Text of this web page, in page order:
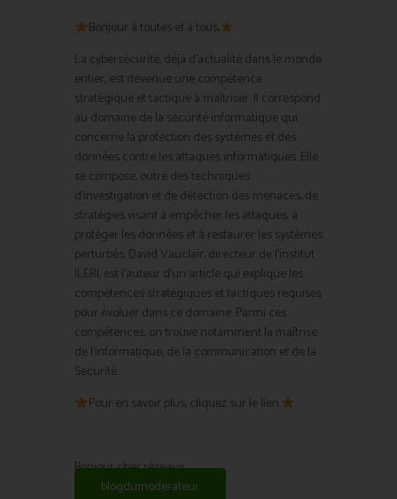
Bonjour à toutes et à tous,
La cybersécurité, déjà d’actualité dans le monde
entier, est devenue une compétence
stratégique et tactique à maîtriser. Il correspond
au domaine de la sécurité informatique qui
concerne la protection des systèmes et des
données contre les attaques informatiques. Elle
se compose, outre des techniques
d’investigation et de détection des menaces, de
stratégies visant à empêcher les attaques, à
protéger les données et à restaurer les systèmes
perturbés. David Vauclair, directeur de l’institut
ILERI, est l’auteur d’un article qui explique les
compétences stratégiques et tactiques requises
pour évoluer dans ce domaine. Parmi ces
compétences, on trouve notamment la maîtrise
de l’informatique, de la communication et de la
Securité.
Pour en savoir plus, cliquez sur le lien.
Bonjour cher réseaux
blogdumoderateur